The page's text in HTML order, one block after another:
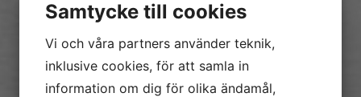
Samtycke till cookies
Vi och våra partners använder teknik,
inklusive cookies, för att samla in
information om dig för olika ändamål,